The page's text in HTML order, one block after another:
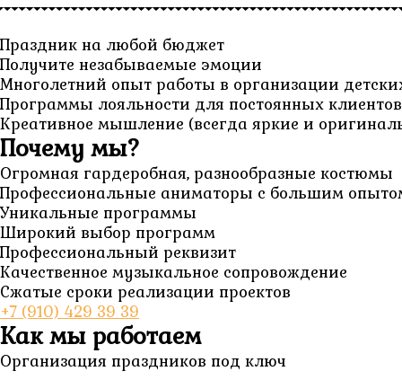
Праздник на любой бюджет
Получите незабываемые эмоции
Многолетний опыт работы в организации
Программы лояльности для постоянных
Креативное мышление (всегда яркие и
Почему мы?
Огромная гардеробная, разнообразные костюмы
Профессиональные аниматоры с большим
Уникальные программы
Широкий выбор программ
Профессиональный реквизит
Качественное музыкальное сопровождение
Сжатые сроки реализации проектов
+7 (910) 429 39 39
Как мы работаем
Организация праздников под ключ